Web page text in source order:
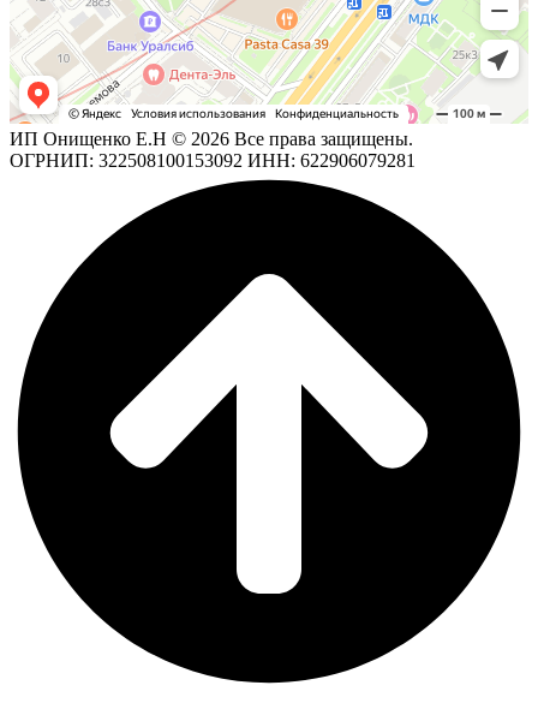
ИП Онищенко Е.Н © 2026 Все права защищены.
ОГРНИП: 322508100153092 ИНН: 622906079281